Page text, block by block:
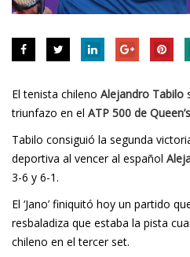
El tenista chileno Alejandro Tabilo
triunfazo en el ATP 500 de Queen’s
Tabilo consiguió la segunda
deportiva al vencer al español
3-6 y 6-1.
El ‘Jano’ finiquitó hoy un partido
resbaladiza que estaba la pista
chileno en el tercer set.